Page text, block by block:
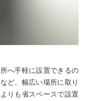
へ手軽に設置できるの
ど、幅広い場所に取り
りも省スペースで設置